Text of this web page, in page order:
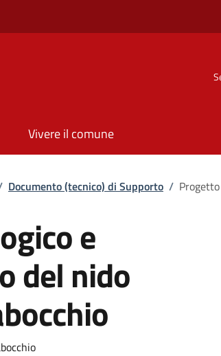
Vivere il comune
Documento (tecnico) di Supporto /
e
del nido